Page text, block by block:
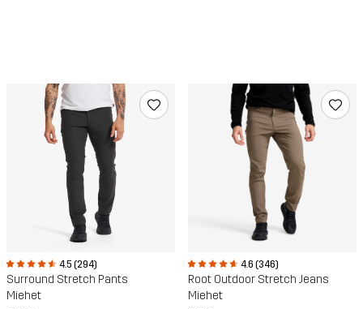
4.5 (294)
Surround Stretch Pants
Miehet
4.6 (346)
Root Outdoor Stretch Jeans
Miehet